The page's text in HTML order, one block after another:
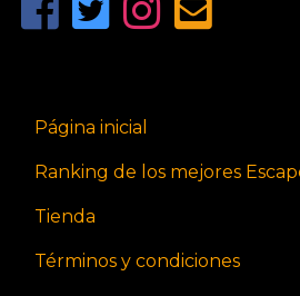
Página inicial
Ranking de los mejores
Tienda
Términos y condiciones